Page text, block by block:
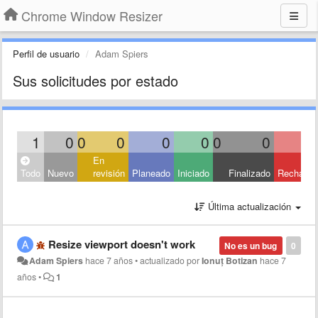
Chrome Window Resizer
Perfil de usuario Adam Spiers
Sus solicitudes por estado
1 0 0 0 0 0 0 0
Todo Nuevo
En
revisión Planeado Iniciado Finalizado
Última actualización
0
No es un bug
Resize viewport doesn't work
Adam Spiers hace 7 años•actualizado porIonuț Botizan hace 7
años• 1